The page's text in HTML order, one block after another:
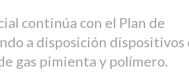
continúa con el Plan de
a disposición dispositivos
gas pimienta y polímero.